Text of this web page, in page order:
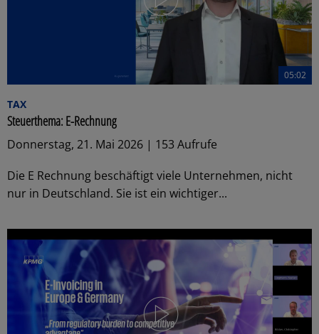
05:02
TAX
Steuerthema: E-Rechnung
Donnerstag, 21. Mai 2026 | 153 Aufrufe
Die E Rechnung beschäftigt viele Unternehmen, nicht
nur in Deutschland. Sie ist ein wichtiger...